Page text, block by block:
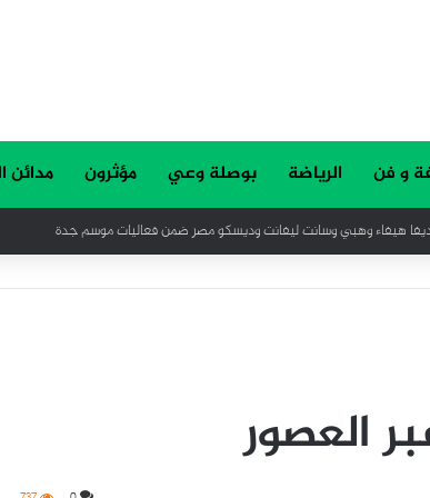
و فن الرياضة بوصلة وعي مؤثرون مدائن
الحديثة
العصور